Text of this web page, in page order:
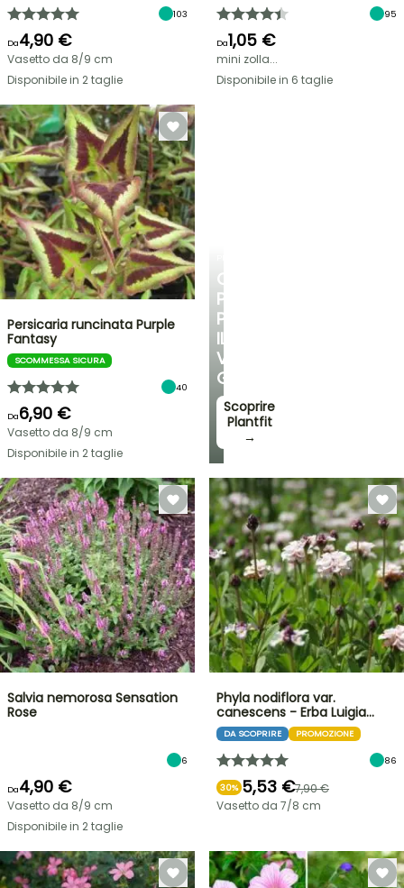
CONSIGLI
PERSONALIZZATI
PER
IL
VOSTRO
GIARDINO
Scoprire
Plantfit
→
103
Da4,90 €
Vasetto da 8/9 cm
Disponibile in 2 taglie
95
Da1,05 €
mini zolla...
Disponibile in 6 taglie
Persicaria runcinata Purple
Fantasy
SCOMMESSA SICURA
40
Da6,90 €
Vasetto da 8/9 cm
Disponibile in 2 taglie
Salvia nemorosa Sensation
Rose
6
Da4,90 €
Vasetto da 8/9 cm
Disponibile in 2 taglie
Phyla nodiflora var.
canescens - Erba Luigia…
DA SCOPRIRE PROMOZIONE
86
30% 5,53 €7,90 €
Vasetto da 7/8 cm